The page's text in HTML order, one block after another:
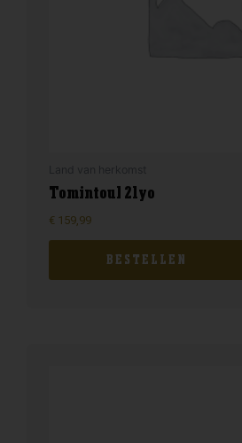
Tomintoul 21yo
€ 159,99
BESTELLEN